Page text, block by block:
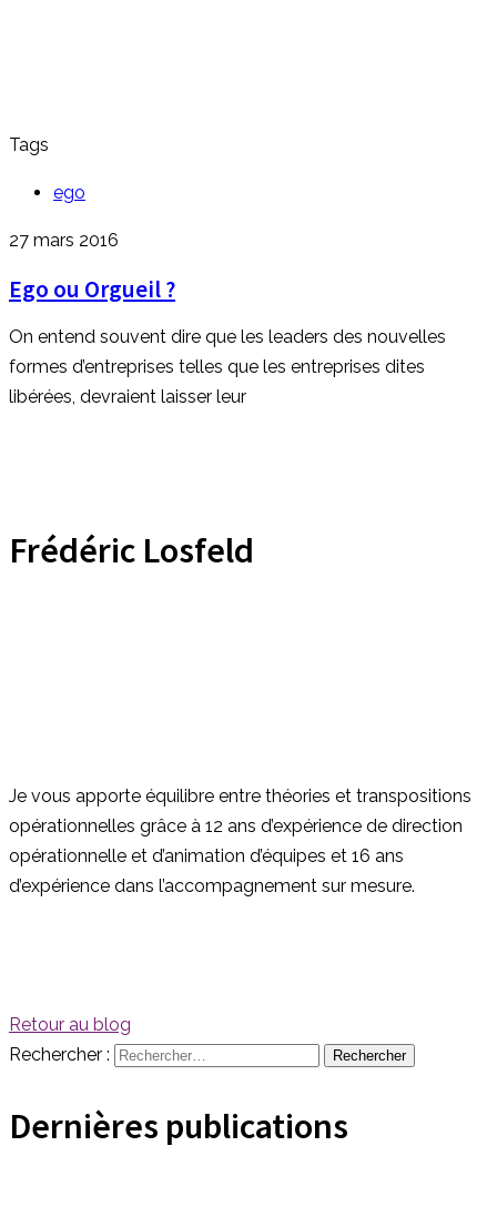
Tags
ego
27 mars 2016
Ego ou Orgueil ?
On entend souvent dire que les leaders des nouvelles
formes d’entreprises telles que les entreprises dites
libérées, devraient laisser leur
Frédéric Losfeld
Je vous apporte équilibre entre théories et transpositions
opérationnelles grâce à 12 ans d’expérience de direction
opérationnelle et d’animation d’équipes et 16 ans
d’expérience dans l’accompagnement sur mesure.
Retour au blog
Rechercher :
Dernières publications